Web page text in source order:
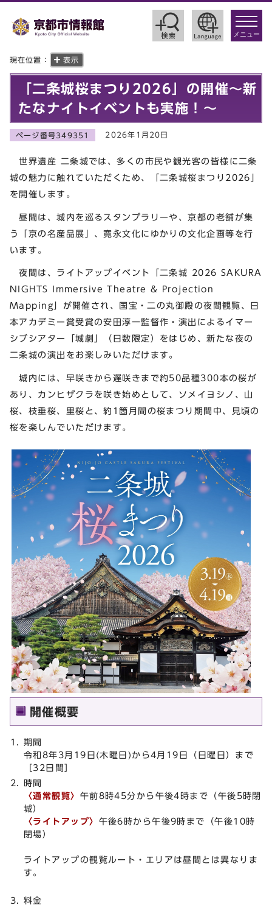
toggle
メニュー
現在位置： 表示
「二条城桜まつり2026」の開催～新
たなナイトイベントも実施！～
ページ番号349351 2026年1月20日
世界遺産 二条城では、多くの市民や観光客の皆様に二条
城の魅力に触れていただくため、「二条城桜まつり2026」
を開催します。
昼間は、城内を巡るスタンプラリーや、京都の老舗が集
う「京の名産品展」、寛永文化にゆかりの文化企画等を行
います。
夜間は、ライトアップイベント「二条城 2026 SAKURA
NIGHTS Immersive Theatre & Projection
Mapping」が開催され、国宝・二の丸御殿の夜間観覧、日
本アカデミー賞受賞の安田淳一監督作・演出によるイマー
シブシアター「城劇」（日数限定）をはじめ、新たな夜の
二条城の演出をお楽しみいただけます。
城内には、早咲きから遅咲きまで約50品種300本の桜が
あり、カンヒザクラを咲き始めとして、ソメイヨシノ、山
桜、枝垂桜、里桜と、約1箇月間の桜まつり期間中、見頃の
桜を楽しんでいただけます。
開催概要
期間
令和8年3月19日(木曜日)から4月19日（日曜日）まで
［32日間］
時間
〈通常観覧〉 午前8時45分から午後4時まで（午後5時閉
城）
〈ライトアップ〉 午後6時から午後9時まで（午後10時
閉場）
ライトアップの観覧ルート・エリアは昼間とは異なりま
す。
料金